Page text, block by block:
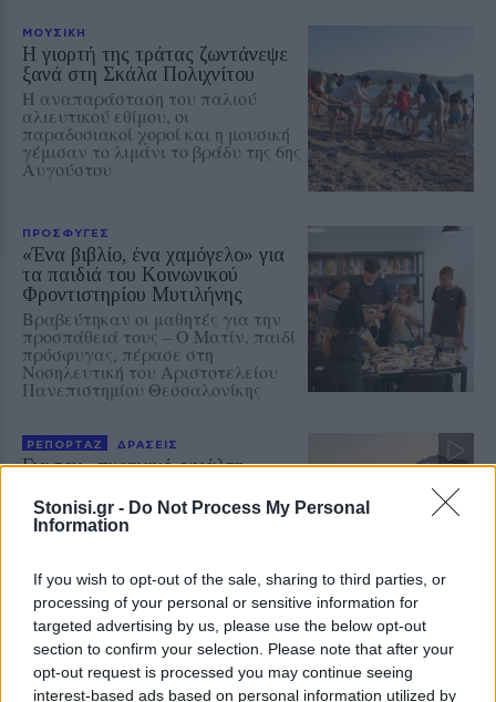
Stonisi.gr - Do Not Process My Personal
Information
If you wish to opt-out of the sale, sharing to third parties, or
processing of your personal or sensitive information for
targeted advertising by us, please use the below opt-out
section to confirm your selection. Please note that after your
opt-out request is processed you may continue seeing
interest-based ads based on personal information utilized by
ΜΟΥΣΙΚΗ
Η γιορτή της τράτας ζωντάνεψε
ξανά στη Σκάλα Πολιχνίτου
Η αναπαράσταση του παλιού
αλιευτικού εθίμου, οι
παραδοσιακοί χοροί και η μουσική
γέμισαν το λιμάνι το βράδυ της 6ης
Αυγούστου
ΠΡΟΣΦΥΓΕΣ
«Ένα βιβλίο, ένα χαμόγελο» για
τα παιδιά του Κοινωνικού
Φροντιστηρίου Μυτιλήνης
Βραβεύτηκαν οι μαθητές για την
προσπάθειά τους – Ο Ματίν, παιδί
πρόσφυγας, πέρασε στη
Νοσηλευτική του Αριστοτελείου
Πανεπιστημίου Θεσσαλονίκης
ΡΕΠΟΡΤΑΖ ΔΡΑΣΕΙΣ
Για τον «πυρηνικό εφιάλτη»
ειρήνης Λέσβου
Μια συγκέντρωση γεμάτη
Δικογραφία σε βάρος 23χρονου
για τροχαίο στην Πέτρα